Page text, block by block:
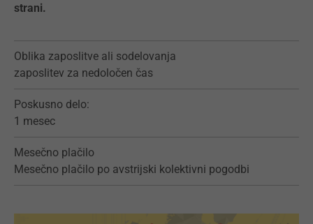
strani.
Oblika zaposlitve ali sodelovanja
zaposlitev za nedoločen čas
Poskusno delo:
1 mesec
Mesečno plačilo
Mesečno plačilo po avstrijski kolektivni pogodbi